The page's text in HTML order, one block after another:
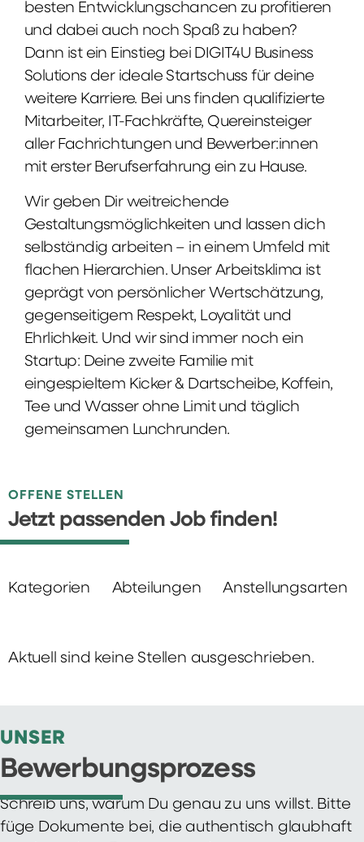
besten Entwicklungschancen zu profitieren
und dabei auch noch Spaß zu haben?
Dann ist ein Einstieg bei DIGIT4U Business
Solutions der ideale Startschuss für deine
weitere Karriere. Bei uns finden qualifizierte
Mitarbeiter, IT-Fachkräfte, Quereinsteiger
aller Fachrichtungen und Bewerber:innen
mit erster Berufserfahrung ein zu Hause.
Wir geben Dir weitreichende
Gestaltungsmöglichkeiten und lassen dich
selbständig arbeiten – in einem Umfeld mit
flachen Hierarchien. Unser Arbeitsklima ist
geprägt von persönlicher Wertschätzung,
gegenseitigem Respekt, Loyalität und
Ehrlichkeit. Und wir sind immer noch ein
Startup: Deine zweite Familie mit
eingespieltem Kicker & Dartscheibe, Koffein,
Tee und Wasser ohne Limit und täglich
gemeinsamen Lunchrunden.
OFFENE STELLEN
Jetzt passenden Job finden!
Kategorien Abteilungen Anstellungsarten
Aktuell sind keine Stellen ausgeschrieben.
UNSER
Bewerbungsprozess
Schreib uns, warum Du genau zu uns willst. Bitte
füge Dokumente bei, die authentisch glaubhaft